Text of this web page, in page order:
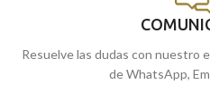
Resuelve las dudas con nuestro
de WhatsApp,